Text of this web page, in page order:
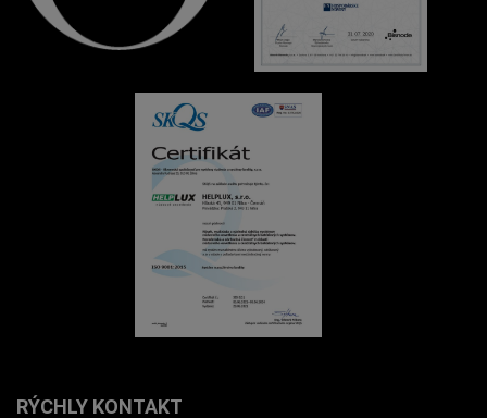
RÝCHLY KONTAKT